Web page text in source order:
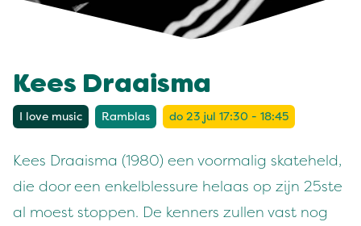
Kees Draaisma
I love music Ramblas do 23 jul 17:30 - 18:45
Kees Draaisma (1980) een voormalig skateheld,
die door een enkelblessure helaas op zijn 25ste
al moest stoppen. De kenners zullen vast nog